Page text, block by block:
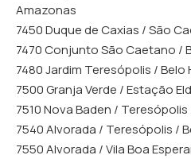
Amazonas
7450 Duque de Caxias / São
7470 Conjunto São Caetano /
7480 Jardim Teresópolis / Belo
7500 Granja Verde / Estação
7510 Nova Baden /
7540 Alvorada / Teresópolis /
7550 Alvorada / Vila Boa